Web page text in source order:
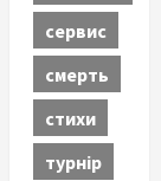
сервис
смерть
стихи
турнір